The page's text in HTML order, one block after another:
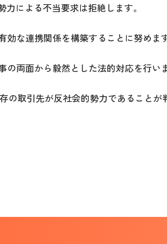
による不当要求は拒絶します。
な連携関係を構築することに努めます
両面から毅然とした法的対応を行いま
取引先が反社会的勢力であること